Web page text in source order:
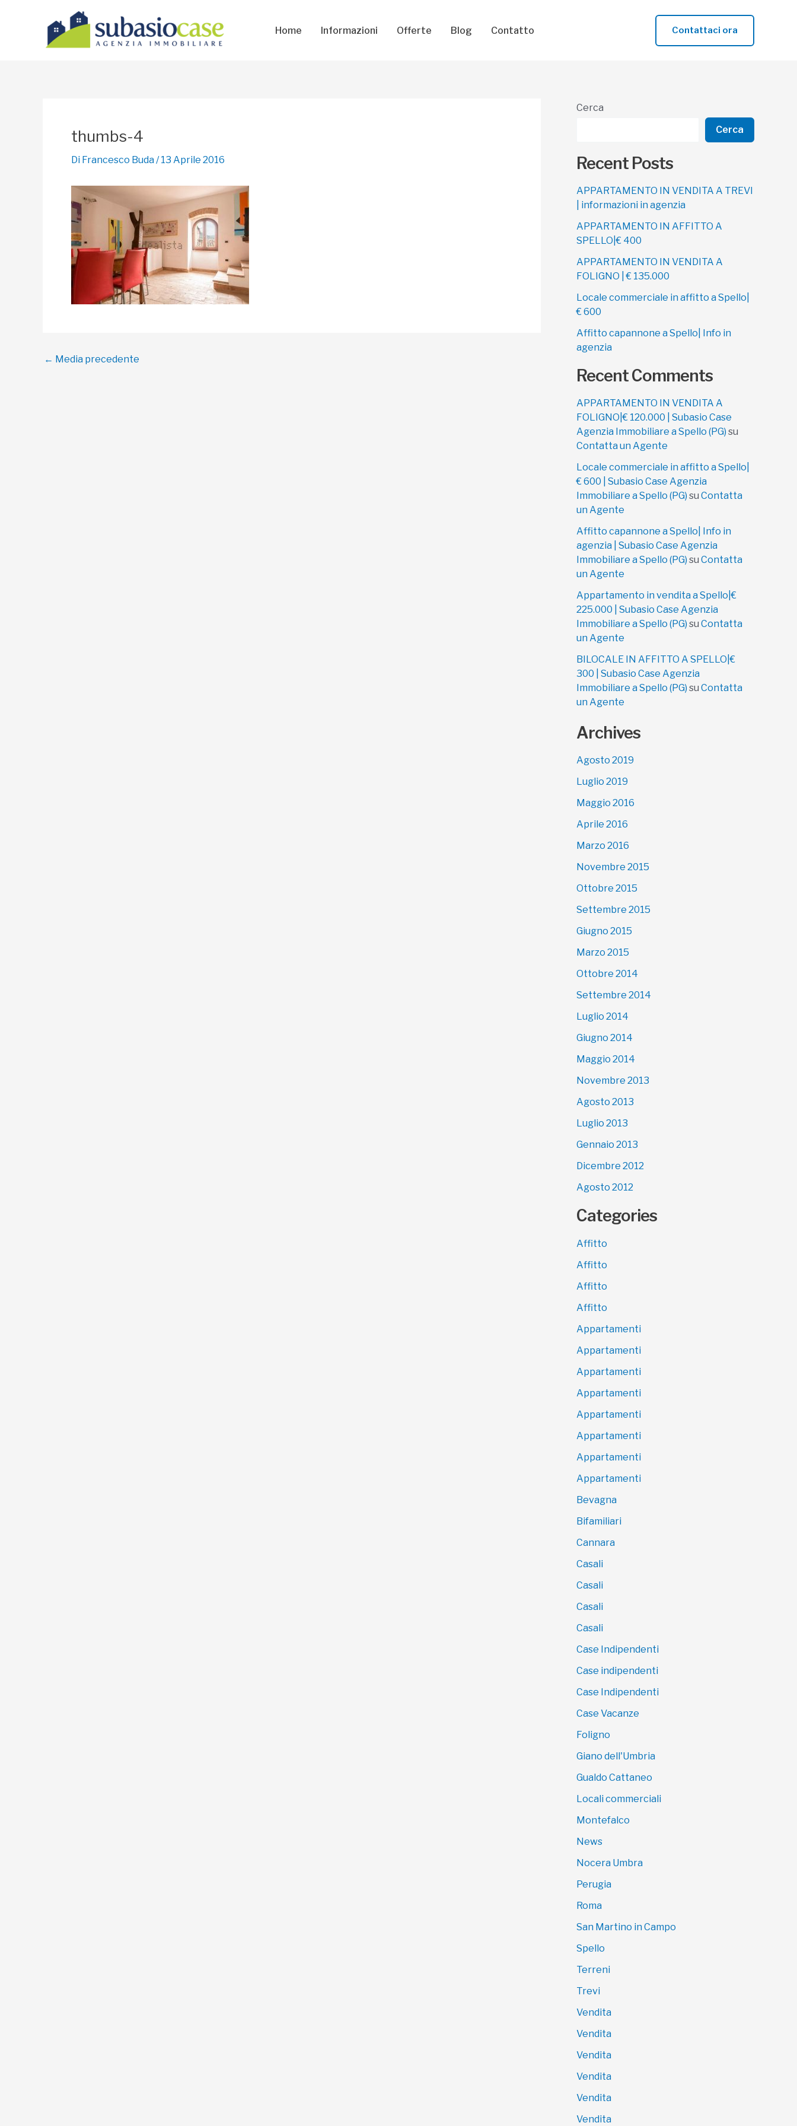
Home Informazioni Offerte Blog Contatto Contattaci ora
thumbs-4
Di Francesco Buda/13 Aprile 2016
Navigazione
← Media precedente
Cerca
Cerca
Recent Posts
APPARTAMENTO IN VENDITA A TREVI
| informazioni in agenzia
APPARTAMENTO IN AFFITTO A
SPELLO|€ 400
APPARTAMENTO IN VENDITA A
FOLIGNO | € 135.000
Locale commerciale in affitto a Spello|
€ 600
Affitto capannone a Spello| Info in
agenzia
Recent Comments
APPARTAMENTO IN VENDITA A
FOLIGNO|€ 120.000 | Subasio Case
Agenzia Immobiliare a Spello (PG) su
Contatta un Agente
Locale commerciale in affitto a Spello|
€ 600 | Subasio Case Agenzia
Immobiliare a Spello (PG) su Contatta
un Agente
Affitto capannone a Spello| Info in
agenzia | Subasio Case Agenzia
Immobiliare a Spello (PG) su Contatta
un Agente
Appartamento in vendita a Spello|€
225.000 | Subasio Case Agenzia
Immobiliare a Spello (PG) su Contatta
un Agente
BILOCALE IN AFFITTO A SPELLO|€
300 | Subasio Case Agenzia
Immobiliare a Spello (PG) su Contatta
un Agente
Archives
Agosto 2019
Luglio 2019
Maggio 2016
Aprile 2016
Marzo 2016
Novembre 2015
Ottobre 2015
Settembre 2015
Giugno 2015
Marzo 2015
Ottobre 2014
Settembre 2014
Luglio 2014
Giugno 2014
Maggio 2014
Novembre 2013
Agosto 2013
Luglio 2013
Gennaio 2013
Dicembre 2012
Agosto 2012
Categories
Affitto
Affitto
Affitto
Affitto
Appartamenti
Appartamenti
Appartamenti
Appartamenti
Appartamenti
Appartamenti
Appartamenti
Appartamenti
Bevagna
Bifamiliari
Cannara
Casali
Casali
Casali
Casali
Case Indipendenti
Case indipendenti
Case Indipendenti
Case Vacanze
Foligno
Giano dell'Umbria
Gualdo Cattaneo
Locali commerciali
Montefalco
News
Nocera Umbra
Perugia
Roma
San Martino in Campo
Spello
Terreni
Trevi
Vendita
Vendita
Vendita
Vendita
Vendita
Vendita